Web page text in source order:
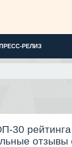
РЕЛИЗ
30